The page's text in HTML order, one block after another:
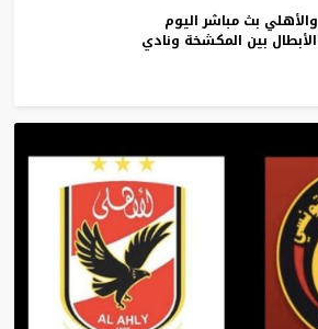
والأهلي بث مباشر اليوم
الأبطال بين المكشخة ونادي